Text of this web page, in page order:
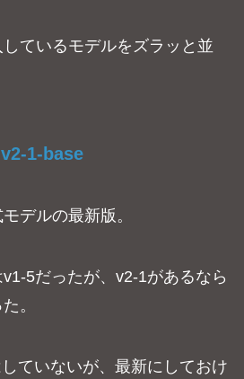
ているモデルをズラッと並
1-base
デルの最新版。
5だったが、v2-1があるなら
。
ていないが、最新にしておけ